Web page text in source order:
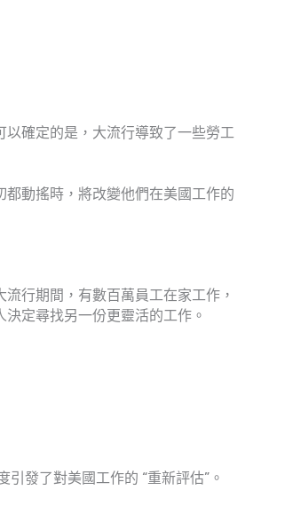
確定的是，大流行導致了一些勞工
動搖時，將改變他們在美國工作的
行期間，有數百萬員工在家工作，
定尋找另一份更靈活的工作。
發了對美國工作的 “重新評估”。